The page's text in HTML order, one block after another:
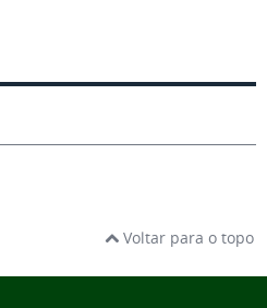
Voltar para o topo